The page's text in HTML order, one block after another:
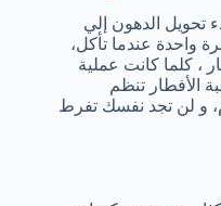
تحويل الدهون إلي
واحدة عندما تأكل،
، كلما كانت عملية
الأفطار تنظم
و لن تجد نفسك تفرط